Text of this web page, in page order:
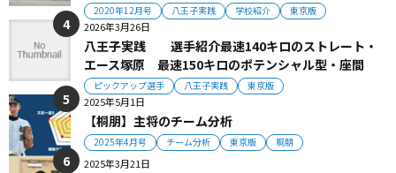
2020年12月号 八王子実践 学校紹介 東京版
2026年3月26日
八王子実践 選手紹介最速140キロのストレート・
エース塚原 最速150キロのポテンシャル型・座間
ピックアップ選手 八王子実践 東京版
2025年5月1日
【桐朋】主将のチーム分析
2025年4月号 チーム分析 東京版 桐朋
2025年3月21日